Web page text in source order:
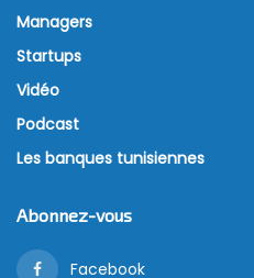
Managers
Startups
Vidéo
Podcast
Les banques tunisiennes
Abonnez-vous
Facebook